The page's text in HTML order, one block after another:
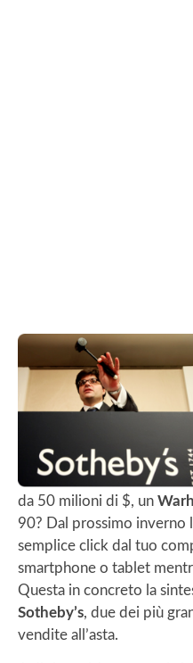
da 50 milioni di $, un
90? Dal prossimo inverno
semplice click dal tuo
smartphone o tablet
Questa in concreto la
Sotheby’s, due dei più
vendite all’asta.